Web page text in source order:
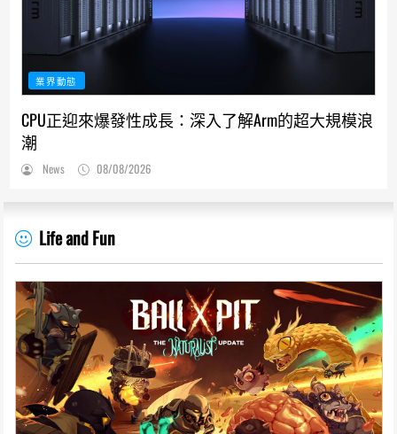
業界動態
CPU正迎來爆發性成長：深入了解Arm的超大規模浪
潮
News 08/08/2026
Life and Fun